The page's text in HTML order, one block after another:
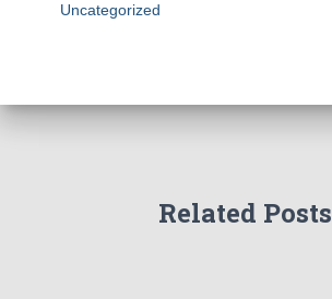
Uncategorized
Related Posts